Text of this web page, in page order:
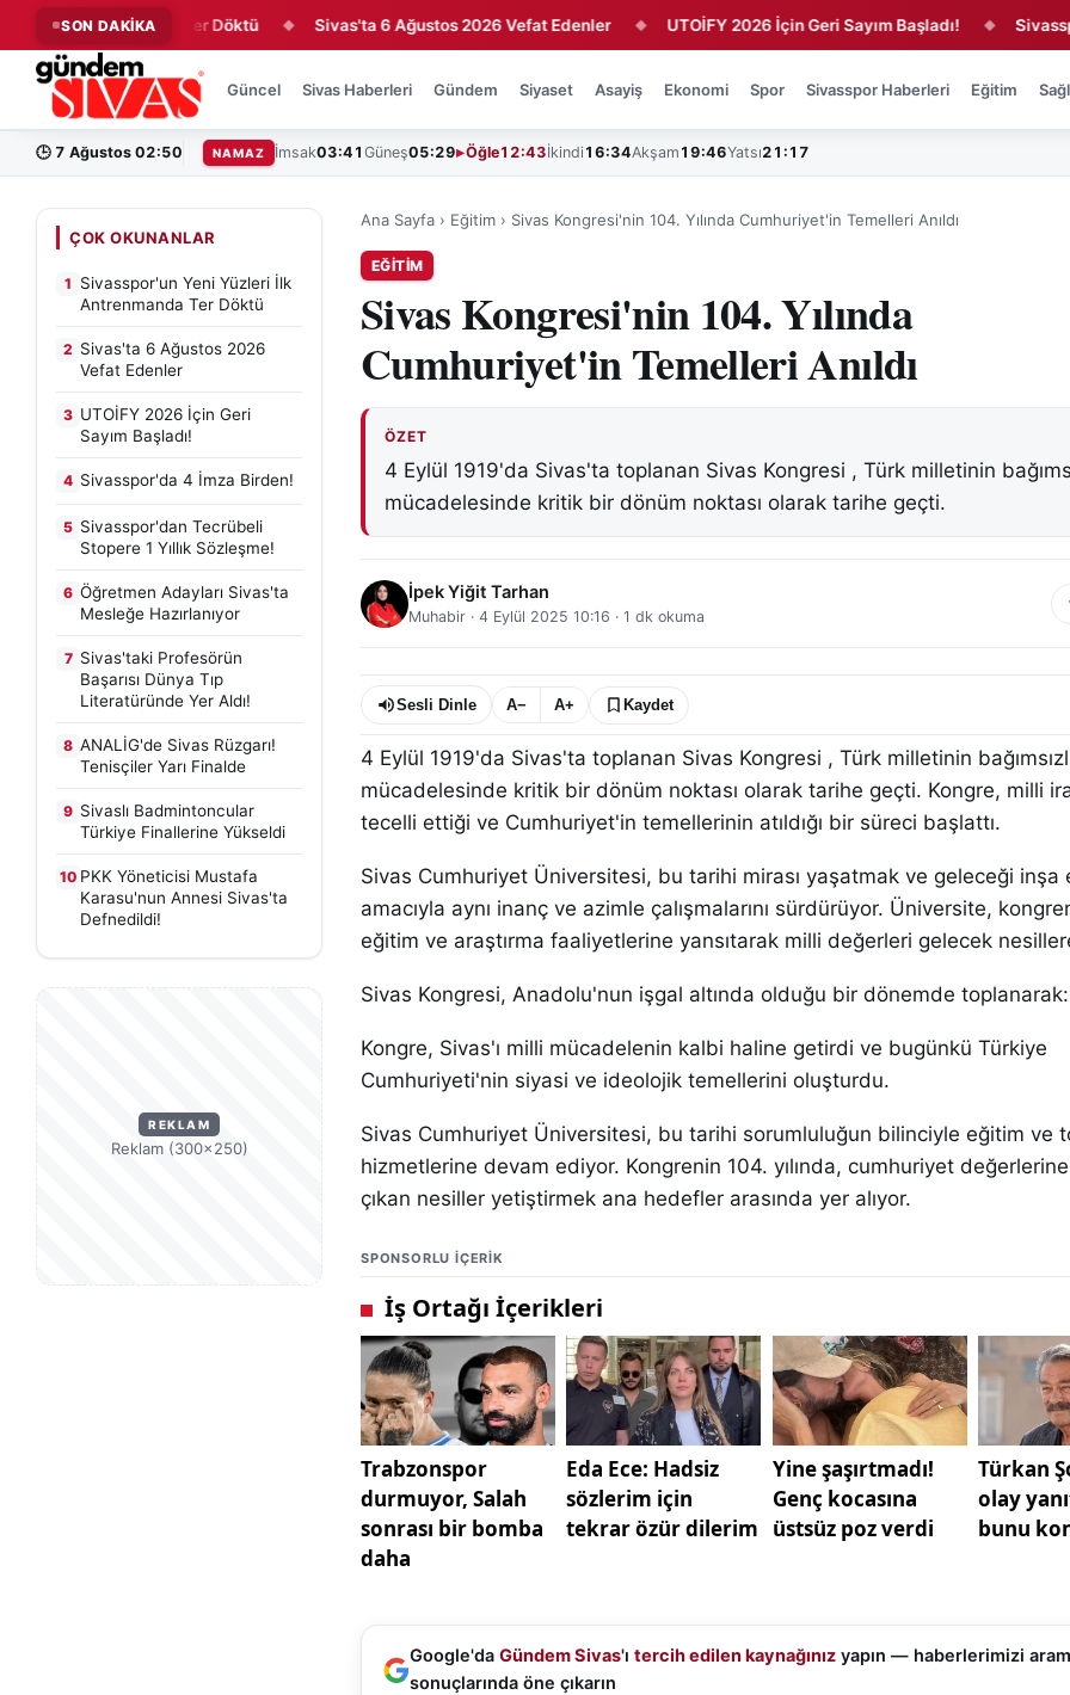
SON DAKİKA
İlk Antrenmanda Ter Döktü ◆ Sivas'ta 6 Ağustos 2026 Vefat Edenler ◆ UTOİFY 2026 İçin Geri Sayım Başladı! ◆
Güncel Sivas Haberleri Gündem Siyaset Asayiş Ekonomi Spor Sivasspor Haberleri Eğitim
🕒 7 Ağustos 02:50 NAMAZ İmsak03:41 Güneş05:29 Öğle12:43İkindi 16:34Akşam 19:46Yatsı21:17
ÇOK OKUNANLAR
1 Sivasspor'un Yeni Yüzleri İlk
Antrenmanda Ter Döktü
2 Sivas'ta 6 Ağustos 2026
Vefat Edenler
3 UTOİFY 2026 İçin Geri
Sayım Başladı!
4 Sivasspor'da 4 İmza Birden!
5 Sivasspor'dan Tecrübeli
Stopere 1 Yıllık Sözleşme!
6 Öğretmen Adayları Sivas'ta
Mesleğe Hazırlanıyor
7 Sivas'taki Profesörün
Başarısı Dünya Tıp
Literatüründe Yer Aldı!
8 ANALİG'de Sivas Rüzgarı!
Tenisçiler Yarı Finalde
9 Sivaslı Badmintoncular
Türkiye Finallerine Yükseldi
10 PKK Yöneticisi Mustafa
Karasu'nun Annesi Sivas'ta
Defnedildi!
REKLAM
Reklam (300×250)
Ana Sayfa › Eğitim › Sivas Kongresi'nin 104. Yılında Cumhuriyet'in Temelleri Anıldı
EĞITIM
Sivas Kongresi'nin 104. Yılında
Cumhuriyet'in Temelleri Anıldı
ÖZET
4 Eylül 1919'da Sivas'ta toplanan Sivas Kongresi , Türk milletinin
mücadelesinde kritik bir dönüm noktası olarak tarihe geçti.
İpek Yiğit Tarhan
Muhabir · 4 Eylül 2025 10:16 · 1 dk okuma
Sesli Dinle A− A+ Kaydet
4 Eylül 1919'da Sivas'ta toplanan Sivas Kongresi , Türk milletinin
mücadelesinde kritik bir dönüm noktası olarak tarihe geçti. Kongre, milli
tecelli ettiği ve Cumhuriyet'in temellerinin atıldığı bir süreci başlattı.
Sivas Cumhuriyet Üniversitesi, bu tarihi mirası yaşatmak ve geleceği inşa
amacıyla aynı inanç ve azimle çalışmalarını sürdürüyor. Üniversite,
eğitim ve araştırma faaliyetlerine yansıtarak milli değerleri gelecek
Sivas Kongresi, Anadolu'nun işgal altında olduğu bir dönemde toplanarak:
Kongre, Sivas'ı milli mücadelenin kalbi haline getirdi ve bugünkü Türkiye
Cumhuriyeti'nin siyasi ve ideolojik temellerini oluşturdu.
Sivas Cumhuriyet Üniversitesi, bu tarihi sorumluluğun bilinciyle eğitim ve
hizmetlerine devam ediyor. Kongrenin 104. yılında, cumhuriyet
çıkan nesiller yetiştirmek ana hedefler arasında yer alıyor.
SPONSORLU IÇERIK
Google'da Gündem Sivas'ı tercih edilen kaynağınız yapın — haberlerimizi
sonuçlarında öne çıkarın